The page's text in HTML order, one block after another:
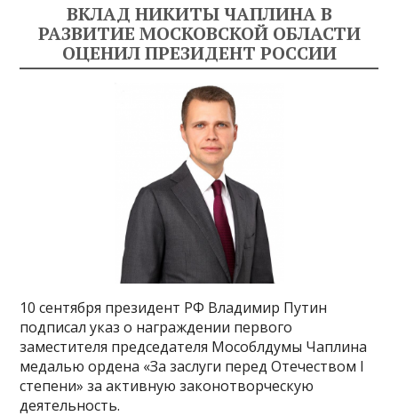
ВКЛАД НИКИТЫ ЧАПЛИНА В
РАЗВИТИЕ МОСКОВСКОЙ ОБЛАСТИ
ОЦЕНИЛ ПРЕЗИДЕНТ РОССИИ
10 сентября президент РФ Владимир Путин
подписал указ о награждении первого
заместителя председателя Мособлдумы Чаплина
медалью ордена «За заслуги перед Отечеством I
степени» за активную законотворческую
деятельность.